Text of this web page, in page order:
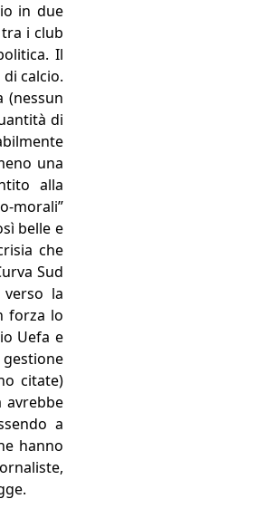
in due
i club
Il
calcio.
(nessun
di
una
alla
morali”
belle e
che
Sud
la
forza lo
Uefa e
citate)
avrebbe
a
hanno